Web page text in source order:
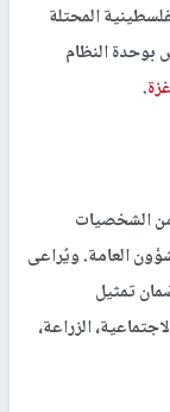
المحتلة
بوحدة النظام
غزة.
من الشخصيات
العامة. ويُراعى
تمثيل
الزراعة،